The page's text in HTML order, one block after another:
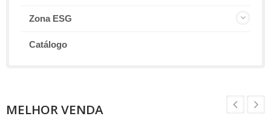
Zona ESG
Catálogo
MELHOR VENDA